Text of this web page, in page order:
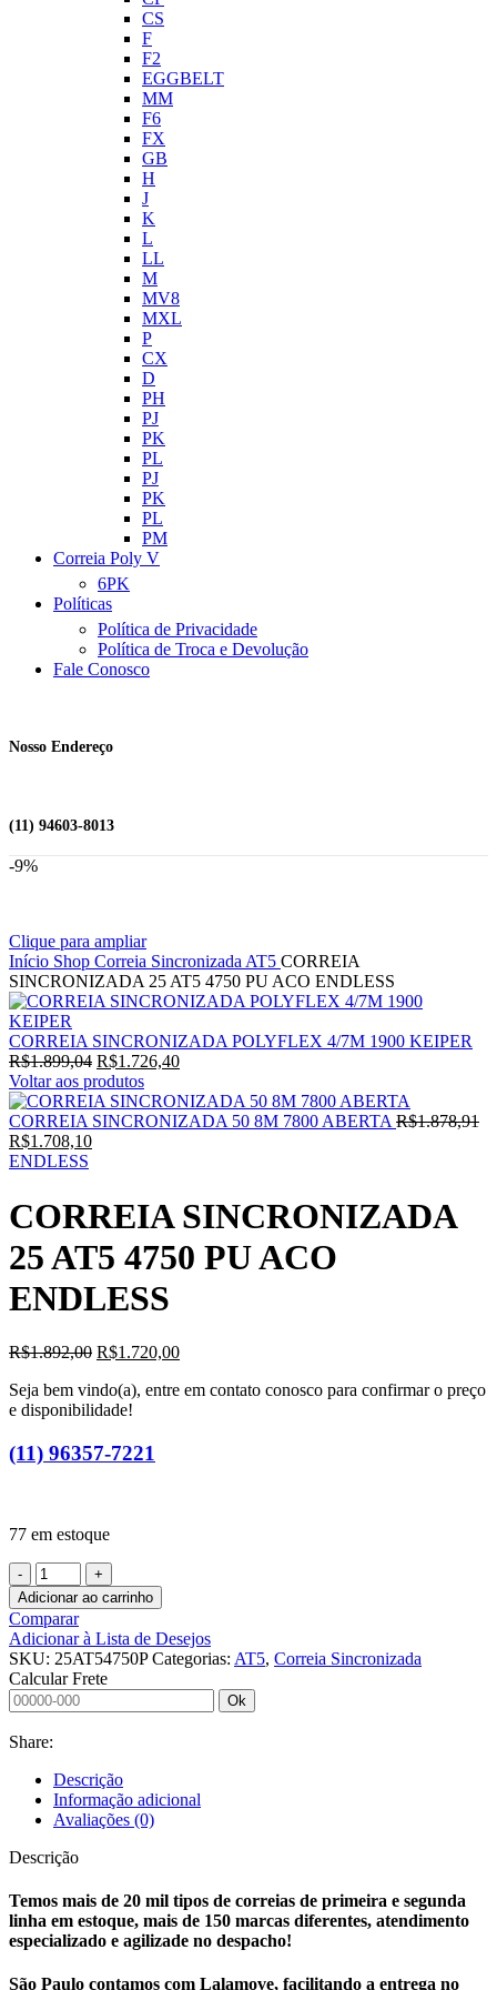
CS
F
F2
EGGBELT
MM
F6
FX
GB
H
J
K
L
LL
M
MV8
MXL
P
CX
D
PH
PJ
PK
PL
PJ
PK
PL
PM
Correia Poly V
6PK
Políticas
Política de Privacidade
Política de Troca e Devolução
Fale Conosco
Nosso Endereço
(11) 94603-8013
-9%
Clique para ampliar
Início Shop Correia SincronizadaAT5 CORREIA
SINCRONIZADA 25 AT5 4750 PU ACO ENDLESS
CORREIA SINCRONIZADA POLYFLEX 4/7M 1900 KEIPER
R$1.899,04 O
preço
original
era:
R$1.726,40O
atual
é:
Voltar aos produtos
CORREIA SINCRONIZADA 50 8M 7800 ABERTAR$1.878,91O
R$1.708,10O
é:
R$1.708,10.
ENDLESS
CORREIA SINCRONIZADA
25 AT5 4750 PU ACO
ENDLESS
R$1.892,00 O
original
era:
R$1.720,00O
atual
Seja bem vindo(a), entre em contato conosco para confirmar o preço
e disponibilidade!
(11) 96357-7221
77 em estoque
CORREIA
SINCRONIZADA
25
AT5
4750
PU
ACO
ENDLESS
Adicionar ao carrinho
Comparar
Adicionar à Lista de Desejos
SKU: 25AT54750PCategorias: AT5, Correia Sincronizada
Calcular Frete
Ok
Share:
Descrição
Informação adicional
Avaliações (0)
Descrição
Temos mais de 20 mil tipos de correias de primeira e segunda
linha em estoque, mais de 150 marcas diferentes, atendimento
especializado e agilizade no despacho!
São Paulo contamos com Lalamove, facilitando a entrega no